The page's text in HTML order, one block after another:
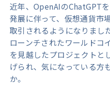
近年、OpenAIのChatGPT
発展に伴って、仮想通貨市
取引されるようになりまし
ローンチされたワールドコ
を見越したプロジェクトと
げられ、気になっている方
か。